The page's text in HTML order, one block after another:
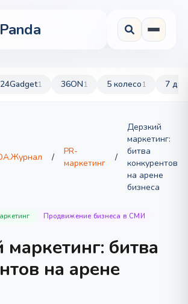
24Gadget1 36ON1 5 колесо1 7 дач
/
PR-
маркетинг
/
Дерзкий
маркетинг:
битва
конкурентов
на арене
бизнеса
Продвижение бизнеса в СМИ
битва
на арене